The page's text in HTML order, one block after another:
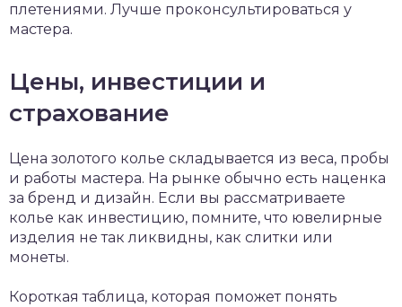
плетениями. Лучше проконсультироваться у
мастера.
Цены, инвестиции и
страхование
Цена золотого колье складывается из веса, пробы
и работы мастера. На рынке обычно есть наценка
за бренд и дизайн. Если вы рассматриваете
колье как инвестицию, помните, что ювелирные
изделия не так ликвидны, как слитки или
монеты.
Короткая таблица, которая поможет понять